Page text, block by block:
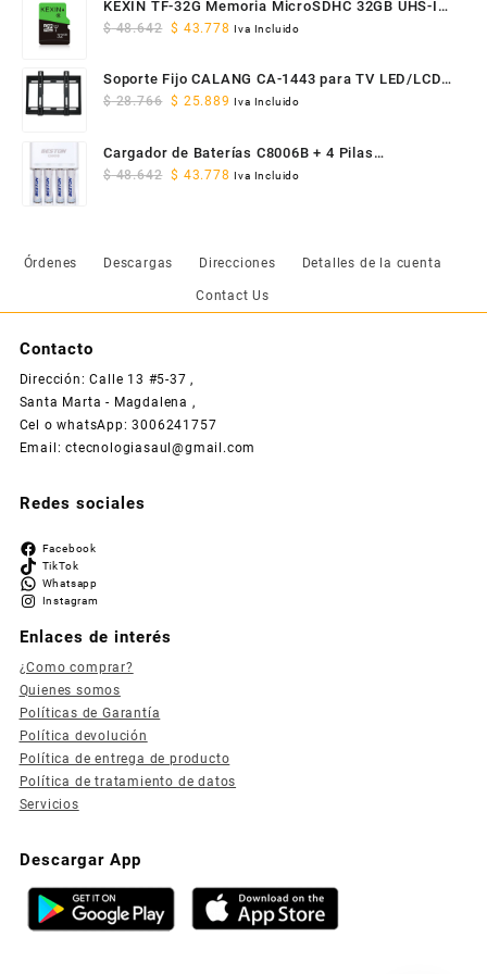
$ 469.012.
$ 422.111.
KEXIN TF-32G Memoria MicroSDHC 32GB UHS-I
Clase 10 U1
$48.642 Original
was:
$ 48.642.
$ 43.778 Current
is:
$ 43.778.
Iva Incluido
Soporte Fijo CALANG CA-1443 para TV LED/LCD
14" a 43" VESA
$28.766 Original
was:
$ 28.766.
$ 25.889 Current
is:
$ 25.889.
Iva Incluido
Cargador de Baterías C8006B + 4 Pilas
Recargables AAA 1100mAh
$48.642 Original
$ 43.778 Current
Iva Incluido
Órdenes Descargas Direcciones Detalles de la cuenta
Contact Us
Contacto
Dirección: Calle 13 #5-37 ,
Santa Marta - Magdalena ,
Cel o whatsApp: 3006241757
Email: ctecnologiasaul@gmail.com
Redes sociales
Facebook
TikTok
Whatsapp
Instagram
Enlaces de interés
¿Como comprar?
Quienes somos
Políticas de Garantía
Política devolución
Política de entrega de producto
Política de tratamiento de datos
Servicios
Descargar App